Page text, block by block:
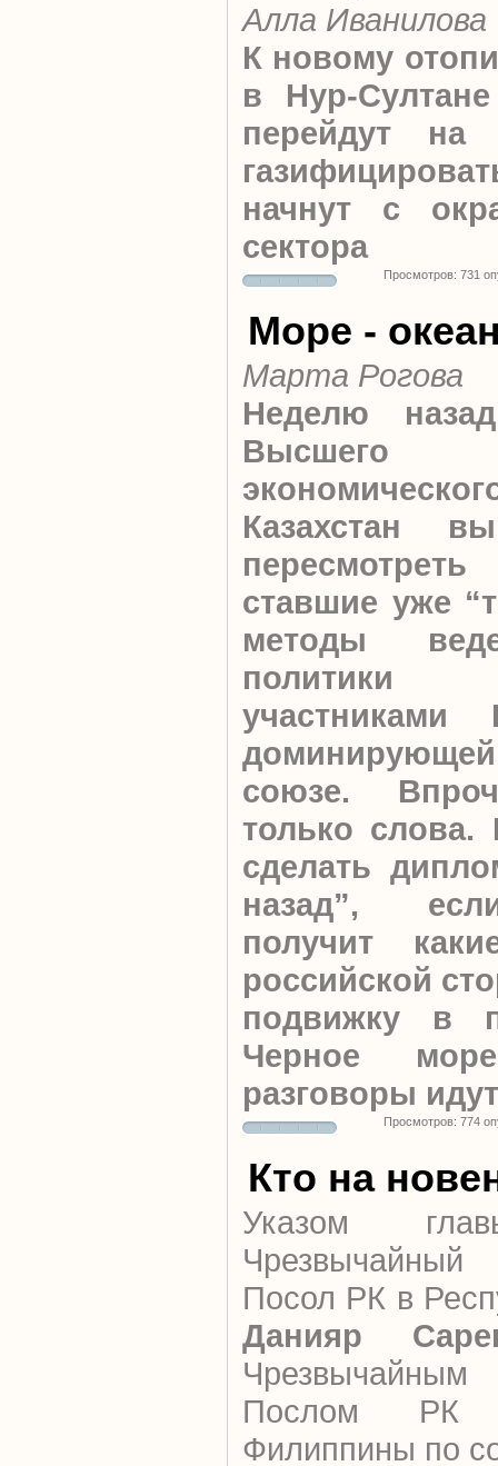
Алла Иванилова
К новому
в Нур-
перейдут
начнут с
сектора
Просмотров: 731
Море -
Марта Рогова
Неделю
Высшего
Казахстан
ставшие уже
методы
политики
союзе.
только слова.
сделать
назад”,
получит
российской
подвижку в
Черное
разговоры
Просмотров: 774
Кто на
Указом
Посол РК в
Данияр
Послом РК
Филиппины по